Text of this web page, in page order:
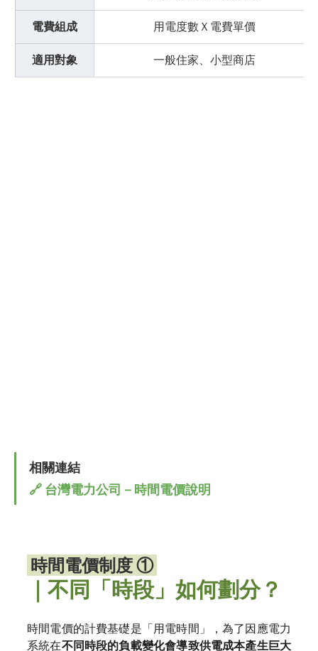
電費組成 用電度數Ｘ電費單價
適用對象 一般住家、小型商店
相關連結
🔗 台灣電力公司－時間電價說明
時間電價制度 ①
｜不同「時段」如何劃分？
時間電價的計費基礎是「用電時間」，為了因應電力
系統在不同時段的負載變化會導致供電成本產生巨大